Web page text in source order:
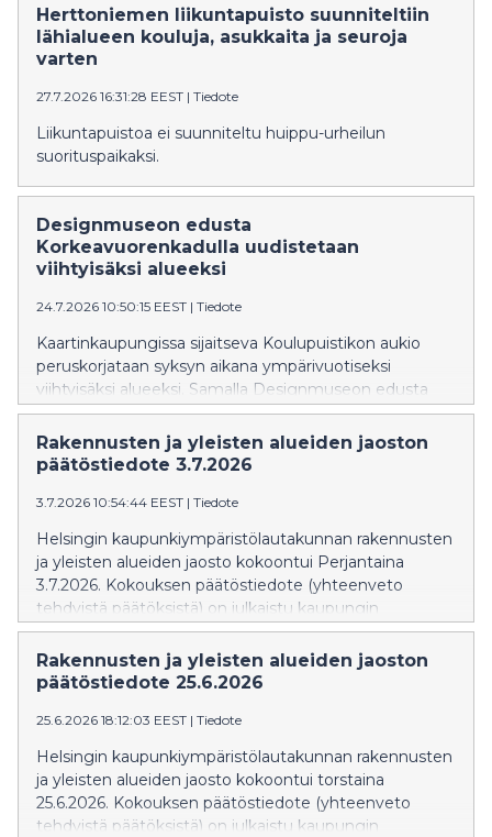
Herttoniemen liikuntapuisto suunniteltiin
lähialueen kouluja, asukkaita ja seuroja
varten
27.7.2026 16:31:28 EEST | Tiedote
Liikuntapuistoa ei suunniteltu huippu-urheilun
suorituspaikaksi.
Designmuseon edusta
Korkeavuorenkadulla uudistetaan
viihtyisäksi alueeksi
24.7.2026 10:50:15 EEST | Tiedote
Kaartinkaupungissa sijaitseva Koulupuistikon aukio
peruskorjataan syksyn aikana ympärivuotiseksi
viihtyisäksi alueeksi. Samalla Designmuseon edusta
Korkeavuorenkadulla ja Merimiehenkadulla
rauhoitetaan aiempaa kävelijäystävällisemmäksi, ja
katujen kunnallistekniikkaa uusitaan.
Rakennusten ja yleisten alueiden jaoston
päätöstiedote 3.7.2026
3.7.2026 10:54:44 EEST | Tiedote
Helsingin kaupunkiympäristölautakunnan rakennusten
ja yleisten alueiden jaosto kokoontui Perjantaina
3.7.2026. Kokouksen päätöstiedote (yhteenveto
tehdyistä päätöksistä) on julkaistu kaupungin
verkkosivuilla: Päätöstiedote » Päätöstiedote näkyy
verkkosivuilla siihen asti kun kokouksen pöytäkirja
julkaistaan. Pöytäkirja korvaa
yleisten alueiden jaoston seuraava kokous on torstaina
20.8.2026.
Rakennusten ja yleisten alueiden jaoston
päätöstiedote 25.6.2026
25.6.2026 18:12:03 EEST | Tiedote
Helsingin kaupunkiympäristölautakunnan rakennusten
ja yleisten alueiden jaosto kokoontui torstaina
25.6.2026. Kokouksen päätöstiedote (yhteenveto
tehdyistä päätöksistä) on julkaistu kaupungin